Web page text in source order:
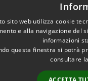
sito web utilizza cookie
e alla navigazione del
informazioni
questa finestra si potrà
consultare